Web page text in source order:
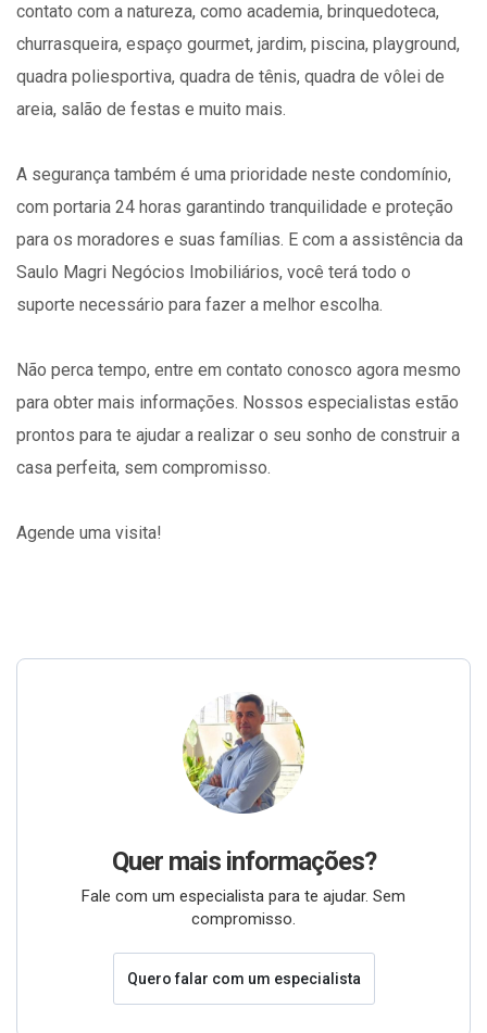
contato com a natureza, como academia, brinquedoteca,
churrasqueira, espaço gourmet, jardim, piscina, playground,
quadra poliesportiva, quadra de tênis, quadra de vôlei de
areia, salão de festas e muito mais.
A segurança também é uma prioridade neste condomínio,
com portaria 24 horas garantindo tranquilidade e proteção
para os moradores e suas famílias. E com a assistência da
Saulo Magri Negócios Imobiliários, você terá todo o
suporte necessário para fazer a melhor escolha.
Não perca tempo, entre em contato conosco agora mesmo
para obter mais informações. Nossos especialistas estão
prontos para te ajudar a realizar o seu sonho de construir a
casa perfeita, sem compromisso.
Agende uma visita!
Quer mais informações?
Fale com um especialista para te ajudar. Sem
compromisso.
Quero falar com um especialista